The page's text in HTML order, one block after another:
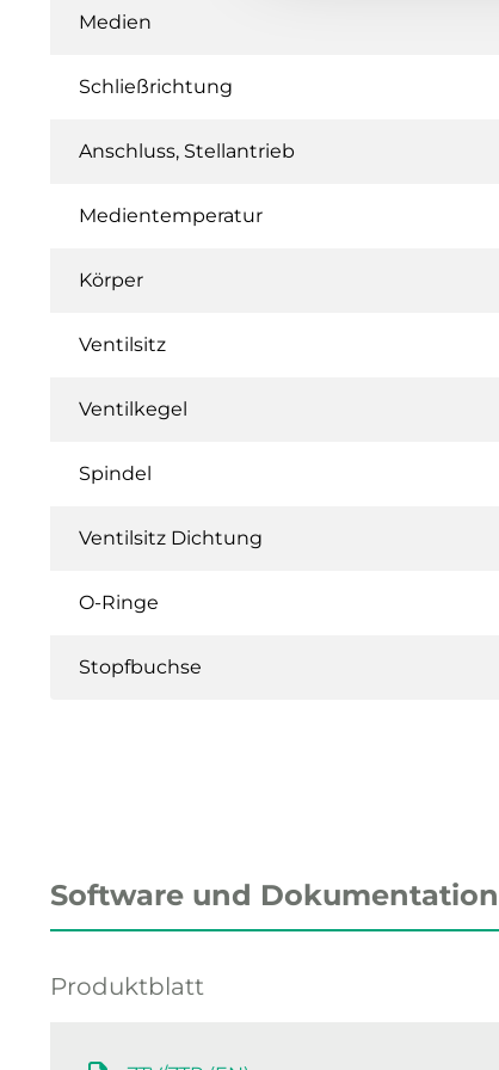
Medien
Schließrichtung
Anschluss, Stellantrieb
Medientemperatur
Körper
Ventilsitz
Ventilkegel
Spindel
Ventilsitz Dichtung
O-Ringe
Stopfbuchse
Software und Dokumentation
Produktblatt